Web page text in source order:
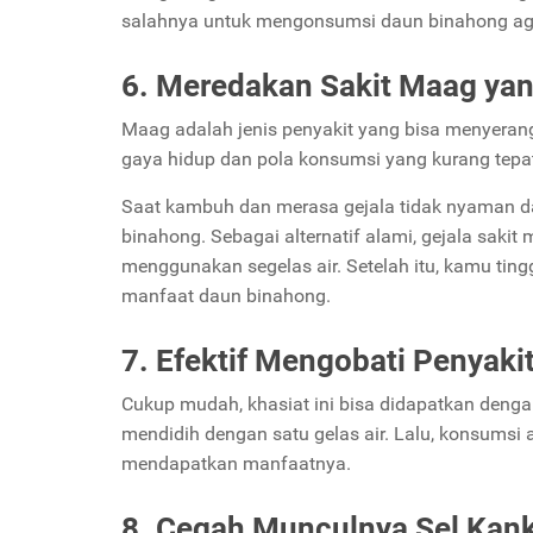
salahnya untuk mengonsumsi daun binahong
6. Meredakan Sakit Maag
Maag adalah jenis penyakit yang bisa
gaya hidup dan pola konsumsi yang kurang
Saat kambuh dan merasa gejala tidak nyaman
binahong. Sebagai alternatif alami, gejala sakit
menggunakan segelas air. Setelah itu, kamu
manfaat daun binahong.
7. Efektif Mengobati
Cukup mudah, khasiat ini bisa didapatkan
mendidih dengan satu gelas air. Lalu,
mendapatkan manfaatnya.